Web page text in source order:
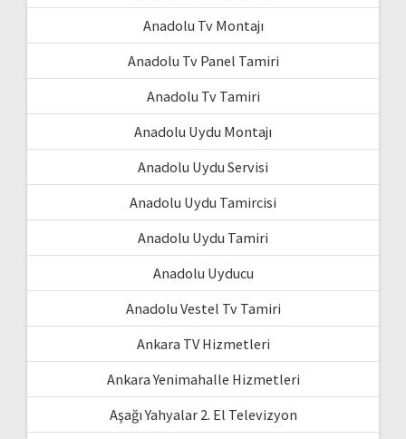
Anadolu Tv Montajı
Anadolu Tv Panel Tamiri
Anadolu Tv Tamiri
Anadolu Uydu Montajı
Anadolu Uydu Servisi
Anadolu Uydu Tamircisi
Anadolu Uydu Tamiri
Anadolu Uyducu
Anadolu Vestel Tv Tamiri
Ankara TV Hizmetleri
Ankara Yenimahalle Hizmetleri
Aşağı Yahyalar 2. El Televizyon